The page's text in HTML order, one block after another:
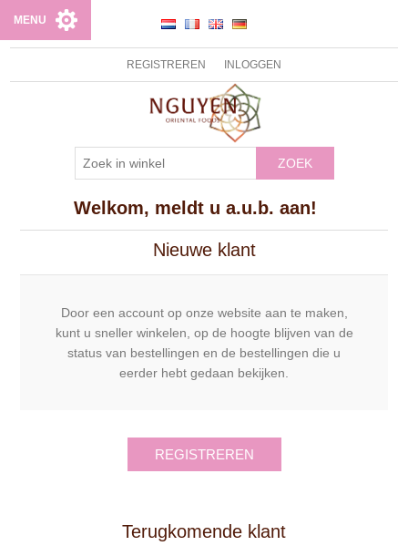
REGISTREREN INLOGGEN
ZOEK
MENU
Welkom, meldt u a.u.b. aan!
Nieuwe klant
Door een account op onze website aan te maken,
kunt u sneller winkelen, op de hoogte blijven van de
status van bestellingen en de bestellingen die u
eerder hebt gedaan bekijken.
REGISTREREN
Terugkomende klant